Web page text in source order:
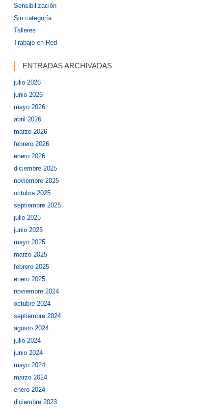
Sensibilización
Sin categoría
Talleres
Trabajo en Red
ENTRADAS ARCHIVADAS
julio 2026
junio 2026
mayo 2026
abril 2026
marzo 2026
febrero 2026
enero 2026
diciembre 2025
noviembre 2025
octubre 2025
septiembre 2025
julio 2025
junio 2025
mayo 2025
marzo 2025
febrero 2025
enero 2025
noviembre 2024
octubre 2024
septiembre 2024
agosto 2024
julio 2024
junio 2024
mayo 2024
marzo 2024
enero 2024
diciembre 2023